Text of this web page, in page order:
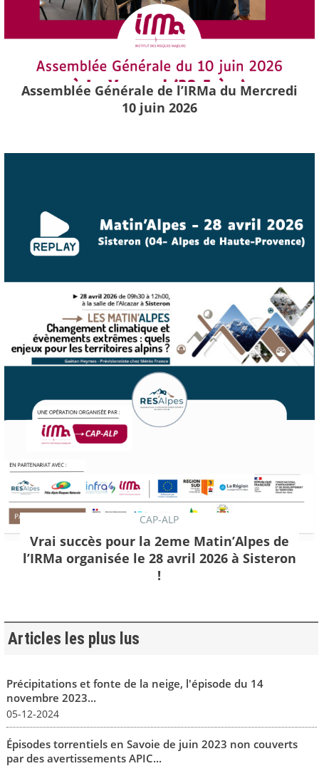
Assemblée Générale de l’IRMa du Mercredi
10 juin 2026
CAP-ALP
Vrai succès pour la 2eme Matin’Alpes de
l’IRMa organisée le 28 avril 2026 à Sisteron
!
Articles les plus lus
Précipitations et fonte de la neige, l'épisode du 14
novembre 2023...
05-12-2024
Épisodes torrentiels en Savoie de juin 2023 non couverts
par des avertissements APIC...